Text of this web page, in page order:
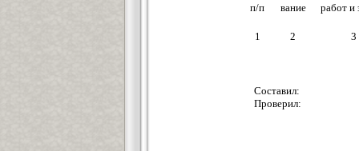
п/п
вание работ и
1 2 3
Составил:
Проверил: